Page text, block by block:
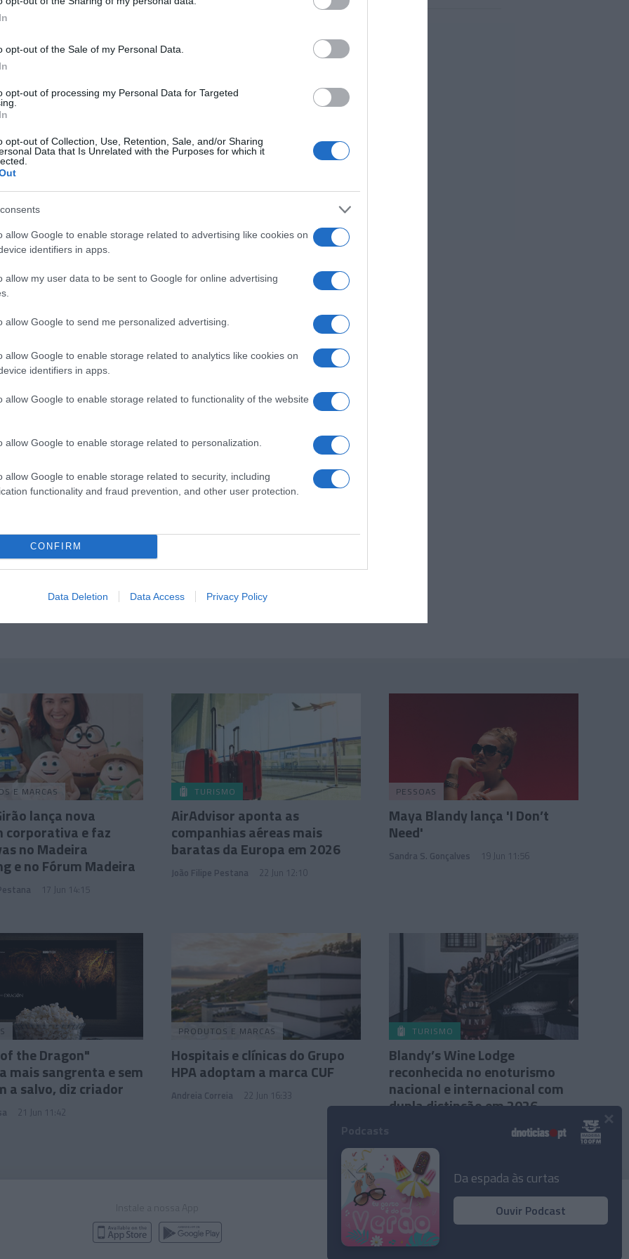
opt-out of the Sale of my Personal Data.
opt-out of processing my Personal Data for Targeted
opt-out of Collection, Use, Retention, Sale, and/or Sharing
Data that Is Unrelated with the Purposes for which it
allow Google to enable storage related to advertising like cookies on
identifiers in apps.
allow my user data to be sent to Google for online advertising
allow Google to send me personalized advertising.
allow Google to enable storage related to analytics like cookies on
identifiers in apps.
allow Google to enable storage related to functionality of the website
allow Google to enable storage related to personalization.
allow Google to enable storage related to security, including
functionality and fraud prevention, and other user protection.
CONFIRM
Data Deletion Data Access Privacy Policy
situações de crise colocam pressão
telecomunicações, a MEO apela "ao uso
os clientes a privilegiarem
desnecessários, de forma a
para os serviços críticos e de
venezuelana residente em Portugal,
que se encontrem na Venezuela,
o contacto com familiares, amigos e
aos clientes, a MEO vai também apoiar
da ANEPC no terreno, através da
comunicação destinado às equipas de
portuguesa na Venezuela.
o seu compromisso de colocar a
das pessoas, garantindo que, em
a desempenhar um papel essencial
e no apoio às populações afetadas.
E MARCAS
lança nova
corporativa e faz
no Madeira
e no Fórum Madeira
17 Jun 14:15
TURISMO
AirAdvisor aponta as
companhias aéreas mais
baratas da Europa em 2026
João Filipe Pestana 22 Jun 12:10
PESSOAS
Maya Blandy lança 'I Don’t
Need'
Sandra S. Gonçalves 19 Jun 11:56
the Dragon"
mais sangrenta e sem
a salvo, diz criador
21 Jun 11:42
PRODUTOS E MARCAS
Hospitais e clínicas do Grupo
HPA adoptam a marca CUF
Andreia Correia 22 Jun 16:33
TURISMO
Blandy’s Wine Lodge
reconhecida no enoturismo
nacional e internacional com
dupla distinção em 2026
23 Jun 13:39
Instale a nossa App
© 2026 Empresa Diário de Notícias, Lda.
Da espada às curtas
Ouvir Podcast
×